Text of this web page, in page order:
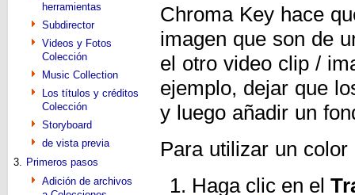
herramientas
Subdirector
Videos y Fotos
Colección
Music Collection
Los títulos y créditos
Colección
Storyboard
de vista previa
3. Primeros pasos
Adición de archivos
Chroma Key hace
imagen que son de
el otro video clip /
ejemplo, dejar que
y luego añadir un
Para utilizar un
Haga clic en el